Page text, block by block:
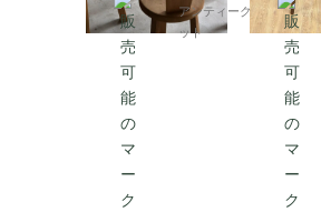
アンティークブルーパロ
ット